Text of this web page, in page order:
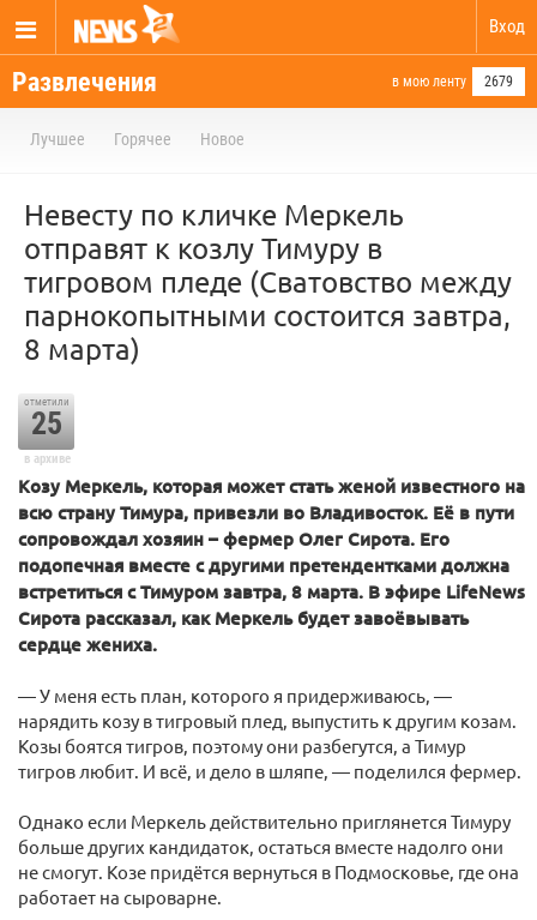
Вход
Развлечения в мою ленту 2679
Лучшее Горячее Новое
Невесту по кличке Меркель
отправят к козлу Тимуру в
тигровом пледе (Сватовство между
парнокопытными состоится завтра,
8 марта)
отметили
25
в архиве
Козу Меркель, которая может стать женой известного на
всю страну Тимура, привезли во Владивосток. Её в пути
сопровождал хозяин – фермер Олег Сирота. Его
подопечная вместе с другими претендентками должна
встретиться с Тимуром завтра, 8 марта. В эфире LifeNews
Сирота рассказал, как Меркель будет завоёвывать
сердце жениха.
— У меня есть план, которого я придерживаюсь, —
нарядить козу в тигровый плед, выпустить к другим козам.
Козы боятся тигров, поэтому они разбегутся, а Тимур
тигров любит. И всё, и дело в шляпе, — поделился фермер.
Однако если Меркель действительно приглянется Тимуру
больше других кандидаток, остаться вместе надолго они
не смогут. Козе придётся вернуться в Подмосковье, где она
работает на сыроварне.